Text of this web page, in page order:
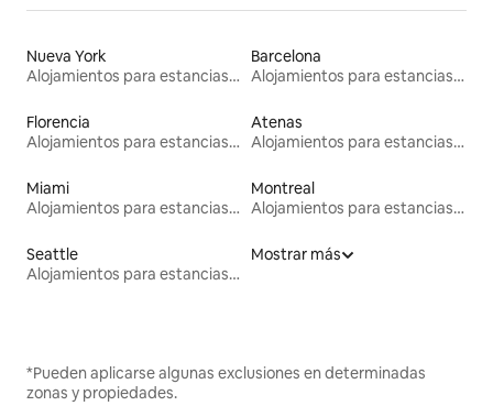
Nueva York
Alojamientos para estancias largas
Barcelona
Alojamientos para estancias largas
Florencia
Alojamientos para estancias largas
Atenas
Alojamientos para estancias largas
Miami
Alojamientos para estancias largas
Montreal
Alojamientos para estancias largas
Seattle
Alojamientos para estancias largas
Mostrar más
*Pueden aplicarse algunas exclusiones en determinadas
zonas y propiedades.